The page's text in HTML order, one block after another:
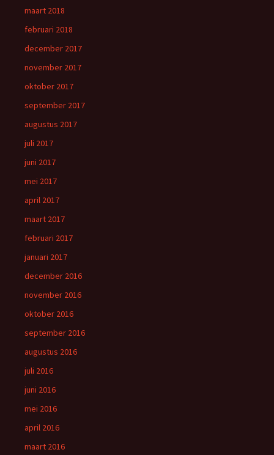
maart 2018
februari 2018
december 2017
november 2017
oktober 2017
september 2017
augustus 2017
juli 2017
juni 2017
mei 2017
april 2017
maart 2017
februari 2017
januari 2017
december 2016
november 2016
oktober 2016
september 2016
augustus 2016
juli 2016
juni 2016
mei 2016
april 2016
maart 2016